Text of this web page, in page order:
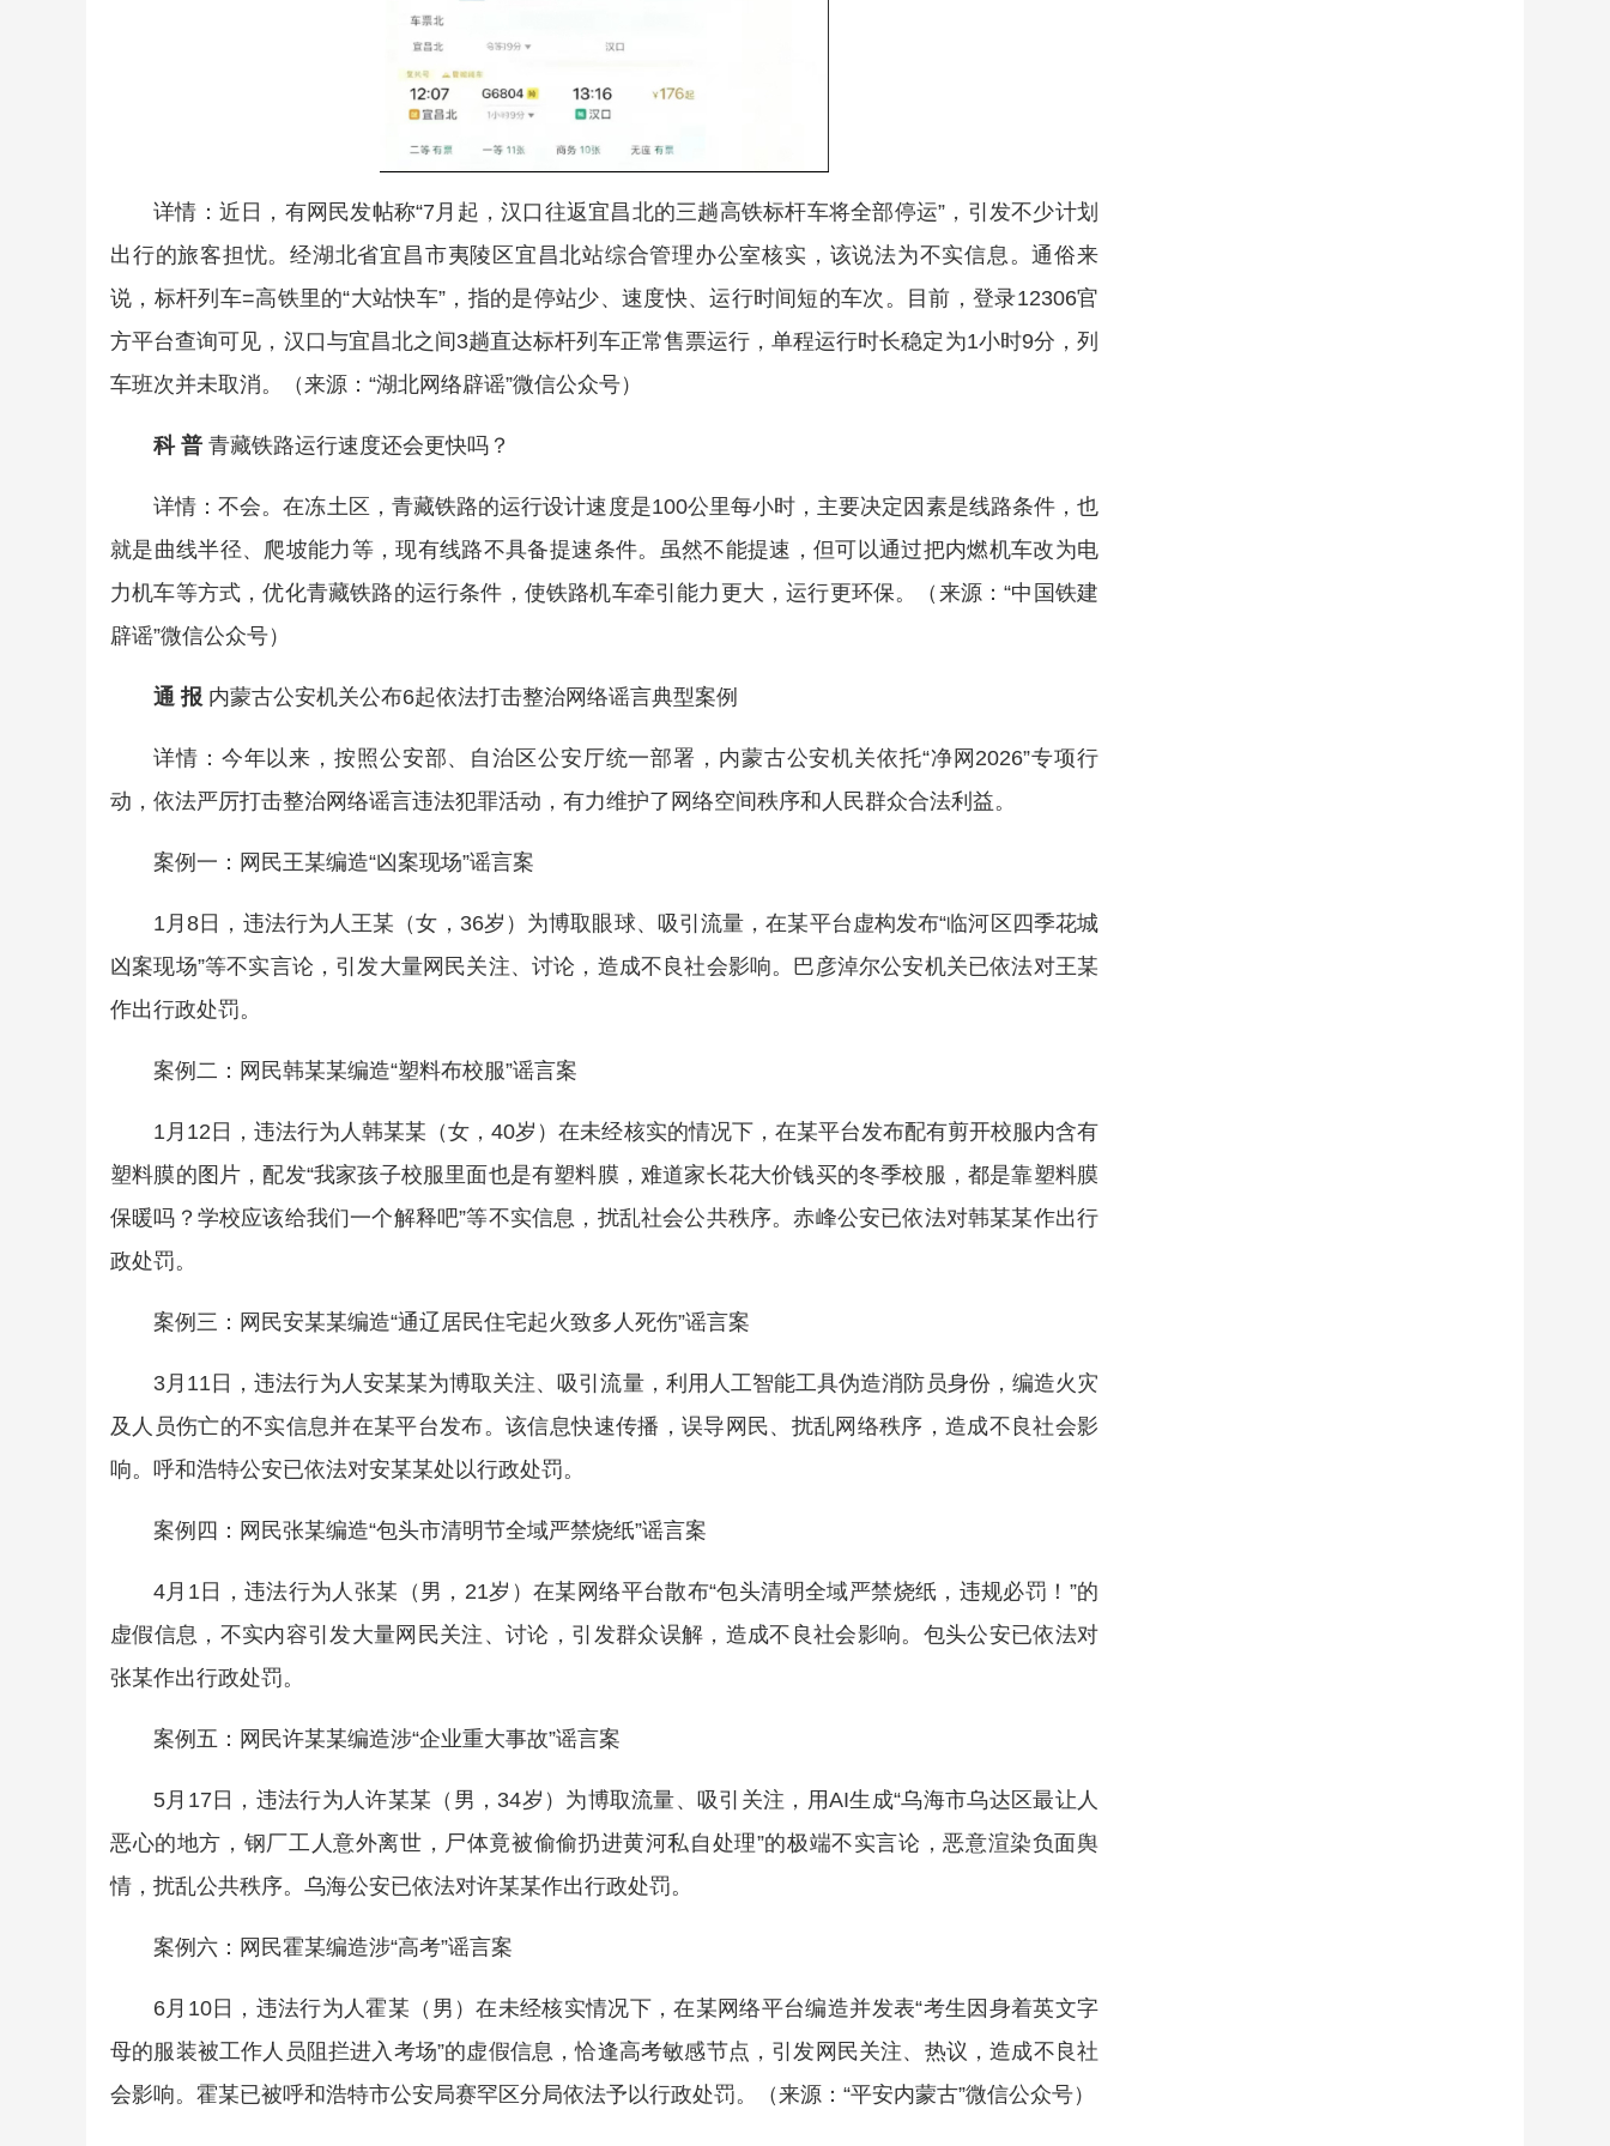
详情：近日，有网民发帖称“7月起，汉口往返宜昌北的三趟高铁标杆车将全部停运”，引发不少计划
出行的旅客担忧。经湖北省宜昌市夷陵区宜昌北站综合管理办公室核实，该说法为不实信息。通俗来
说，标杆列车=高铁里的“大站快车”，指的是停站少、速度快、运行时间短的车次。目前，登录12306官
方平台查询可见，汉口与宜昌北之间3趟直达标杆列车正常售票运行，单程运行时长稳定为1小时9分，列
车班次并未取消。（来源：“湖北网络辟谣”微信公众号）
科 普 青藏铁路运行速度还会更快吗？
详情：不会。在冻土区，青藏铁路的运行设计速度是100公里每小时，主要决定因素是线路条件，也
就是曲线半径、爬坡能力等，现有线路不具备提速条件。虽然不能提速，但可以通过把内燃机车改为电
力机车等方式，优化青藏铁路的运行条件，使铁路机车牵引能力更大，运行更环保。（来源：“中国铁建
辟谣”微信公众号）
通 报 内蒙古公安机关公布6起依法打击整治网络谣言典型案例
详情：今年以来，按照公安部、自治区公安厅统一部署，内蒙古公安机关依托“净网2026”专项行
动，依法严厉打击整治网络谣言违法犯罪活动，有力维护了网络空间秩序和人民群众合法利益。
案例一：网民王某编造“凶案现场”谣言案
1月8日，违法行为人王某（女，36岁）为博取眼球、吸引流量，在某平台虚构发布“临河区四季花城
凶案现场”等不实言论，引发大量网民关注、讨论，造成不良社会影响。巴彦淖尔公安机关已依法对王某
作出行政处罚。
案例二：网民韩某某编造“塑料布校服”谣言案
1月12日，违法行为人韩某某（女，40岁）在未经核实的情况下，在某平台发布配有剪开校服内含有
塑料膜的图片，配发“我家孩子校服里面也是有塑料膜，难道家长花大价钱买的冬季校服，都是靠塑料膜
保暖吗？学校应该给我们一个解释吧”等不实信息，扰乱社会公共秩序。赤峰公安已依法对韩某某作出行
政处罚。
案例三：网民安某某编造“通辽居民住宅起火致多人死伤”谣言案
3月11日，违法行为人安某某为博取关注、吸引流量，利用人工智能工具伪造消防员身份，编造火灾
及人员伤亡的不实信息并在某平台发布。该信息快速传播，误导网民、扰乱网络秩序，造成不良社会影
响。呼和浩特公安已依法对安某某处以行政处罚。
案例四：网民张某编造“包头市清明节全域严禁烧纸”谣言案
4月1日，违法行为人张某（男，21岁）在某网络平台散布“包头清明全域严禁烧纸，违规必罚！”的
虚假信息，不实内容引发大量网民关注、讨论，引发群众误解，造成不良社会影响。包头公安已依法对
张某作出行政处罚。
案例五：网民许某某编造涉“企业重大事故”谣言案
5月17日，违法行为人许某某（男，34岁）为博取流量、吸引关注，用AI生成“乌海市乌达区最让人
恶心的地方，钢厂工人意外离世，尸体竟被偷偷扔进黄河私自处理”的极端不实言论，恶意渲染负面舆
情，扰乱公共秩序。乌海公安已依法对许某某作出行政处罚。
案例六：网民霍某编造涉“高考”谣言案
6月10日，违法行为人霍某（男）在未经核实情况下，在某网络平台编造并发表“考生因身着英文字
母的服装被工作人员阻拦进入考场”的虚假信息，恰逢高考敏感节点，引发网民关注、热议，造成不良社
会影响。霍某已被呼和浩特市公安局赛罕区分局依法予以行政处罚。（来源：“平安内蒙古”微信公众号）